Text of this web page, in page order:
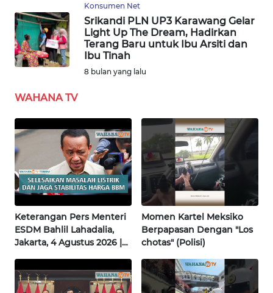
Konsumen Net
Srikandi PLN UP3 Karawang Gelar
Light Up The Dream, Hadirkan
Terang Baru untuk Ibu Arsiti dan
Ibu Tinah
8 bulan yang lalu
WAHANA TV
Keterangan Pers Menteri
ESDM Bahlil Lahadalia,
Jakarta, 4 Agustus 2026 |
Momen Kartel Meksiko
Berpapasan Dengan "Los
chotas" (Polisi)
RIAU
WN
SERAMBI
WN
WN
WN
NTB
WN
SULTENG
WN
SULBAR